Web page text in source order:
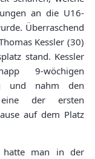
an die U16-
Überraschend
Kessler (30)
stand. Kessler
9-wöchigen
und nahm den
der ersten
auf dem Platz
hatte man in der